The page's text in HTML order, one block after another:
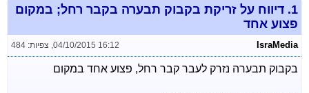
1. דיווח על זריקת בקבוק תבערה בקבר רחל; במקום
פצוע אחד
IsraMedia
04/10/2015 16:12
, צפיות: 484
בקבוק תבערה נזרק לעבר קבר רחל, פצוע אחד במקום